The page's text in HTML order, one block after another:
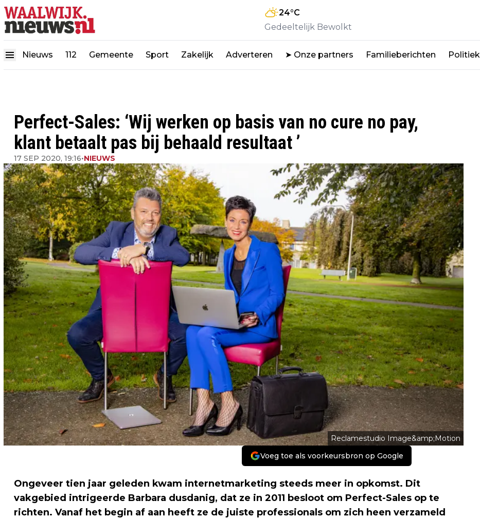
24°C
Gedeeltelijk Bewolkt
Nieuws 112 Gemeente Sport Zakelijk Adverteren ➤ Onze partners Familieberichten Politiek
Perfect-Sales: ‘Wij werken op basis van no cure no pay,
klant betaalt pas bij behaald resultaat ’
17 SEP 2020, 19:16•NIEUWS
Reclamestudio Image&amp;Motion
Voeg toe als voorkeursbron op Google
Ongeveer tien jaar geleden kwam internetmarketing steeds meer in opkomst. Dit
vakgebied intrigeerde Barbara dusdanig, dat ze in 2011 besloot om Perfect-Sales op te
richten. Vanaf het begin af aan heeft ze de juiste professionals om zich heen verzameld